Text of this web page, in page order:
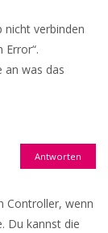
nicht verbinden
an was das
Antworten
Controller, wenn
Du kannst die